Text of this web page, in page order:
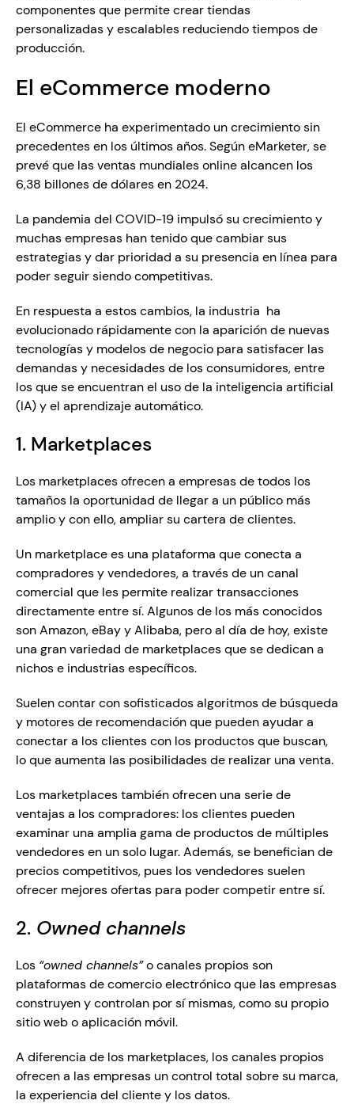
componentes que permite crear tiendas
personalizadas y escalables reduciendo tiempos de
producción.
El eCommerce moderno
El eCommerce ha experimentado un crecimiento sin
precedentes en los últimos años. Según eMarketer, se
prevé que las ventas mundiales online alcancen los
6,38 billones de dólares en 2024.
La pandemia del COVID-19 impulsó su crecimiento y
muchas empresas han tenido que cambiar sus
estrategias y dar prioridad a su presencia en línea para
poder seguir siendo competitivas.
En respuesta a estos cambios, la industria  ha
evolucionado rápidamente con la aparición de nuevas
tecnologías y modelos de negocio para satisfacer las
demandas y necesidades de los consumidores, entre
los que se encuentran el uso de la inteligencia artificial
(IA) y el aprendizaje automático.
1. Marketplaces
Los marketplaces ofrecen a empresas de todos los
tamaños la oportunidad de llegar a un público más
amplio y con ello, ampliar su cartera de clientes.
Un marketplace es una plataforma que conecta a
compradores y vendedores, a través de un canal
comercial que les permite realizar transacciones
directamente entre sí. Algunos de los más conocidos
son Amazon, eBay y Alibaba, pero al día de hoy, existe
una gran variedad de marketplaces que se dedican a
nichos e industrias específicos.
Suelen contar con sofisticados algoritmos de búsqueda
y motores de recomendación que pueden ayudar a
conectar a los clientes con los productos que buscan,
lo que aumenta las posibilidades de realizar una venta.
Los marketplaces también ofrecen una serie de
ventajas a los compradores: los clientes pueden
examinar una amplia gama de productos de múltiples
vendedores en un solo lugar. Además, se benefician de
precios competitivos, pues los vendedores suelen
ofrecer mejores ofertas para poder competir entre sí.
2. Owned channels
Los “owned channels” o canales propios son
plataformas de comercio electrónico que las empresas
construyen y controlan por sí mismas, como su propio
sitio web o aplicación móvil.
A diferencia de los marketplaces, los canales propios
ofrecen a las empresas un control total sobre su marca,
la experiencia del cliente y los datos.